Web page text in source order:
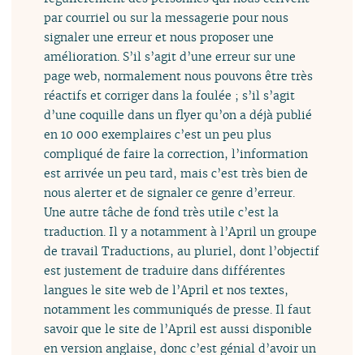
par courriel ou sur la messagerie pour nous
signaler une erreur et nous proposer une
amélioration. S’il s’agit d’une erreur sur une
page web, normalement nous pouvons être très
réactifs et corriger dans la foulée ; s’il s’agit
d’une coquille dans un flyer qu’on a déjà publié
en 10 000 exemplaires c’est un peu plus
compliqué de faire la correction, l’information
est arrivée un peu tard, mais c’est très bien de
nous alerter et de signaler ce genre d’erreur.
Une autre tâche de fond très utile c’est la
traduction. Il y a notamment à l’April un groupe
de travail Traductions, au pluriel, dont l’objectif
est justement de traduire dans différentes
langues le site web de l’April et nos textes,
notamment les communiqués de presse. Il faut
savoir que le site de l’April est aussi disponible
en version anglaise, donc c’est génial d’avoir un